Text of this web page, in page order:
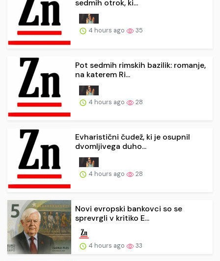
sedmih otrok, ki...
4 hours ago 35
Pot sedmih rimskih bazilik: romanje,
na katerem Ri...
4 hours ago 28
Evharistični čudež, ki je osupnil
dvomljivega duho...
4 hours ago 28
Novi evropski bankovci so se
sprevrgli v kritiko E...
4 hours ago 33